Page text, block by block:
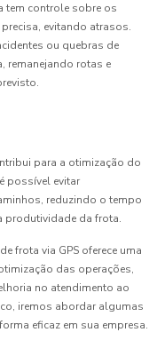
tem controle sobre os
evitando atrasos.
ou quebras de
remanejando rotas e
para a otimização do
possível evitar
reduzindo o tempo
produtividade da frota.
frota via GPS oferece uma
das operações,
no atendimento ao
iremos abordar algumas
eficaz em sua empresa.